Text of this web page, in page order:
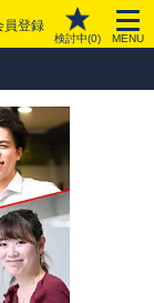
員登録
検討中(0) MENU